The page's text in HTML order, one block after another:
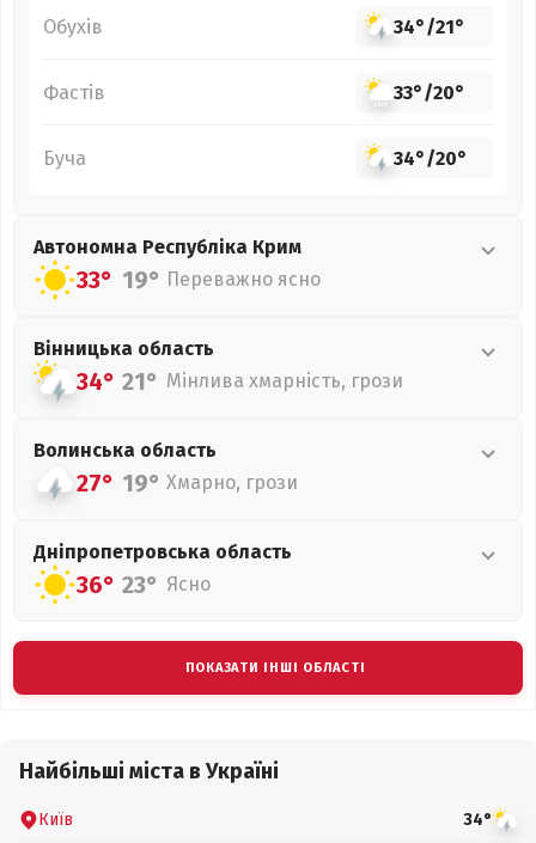
Обухів 34°/21°
Фастів 33°/20°
Буча 34°/20°
Автономна Республіка Крим
33° 19° Переважно ясно
Вінницька область
34° 21° Мінлива хмарність, грози
Волинська область
27° 19° Хмарно, грози
Дніпропетровська область
36° 23° Ясно
ПОКАЗАТИ ІНШІ ОБЛАСТІ
Найбільші міста в Україні
Київ 34°